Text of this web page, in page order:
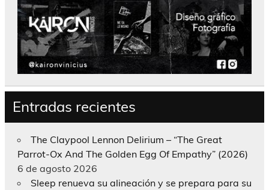
Entradas recientes
The Claypool Lennon Delirium – “The Great
Parrot-Ox And The Golden Egg Of Empathy” (2026)
6 de agosto 2026
Sleep renueva su alineación y se prepara para su